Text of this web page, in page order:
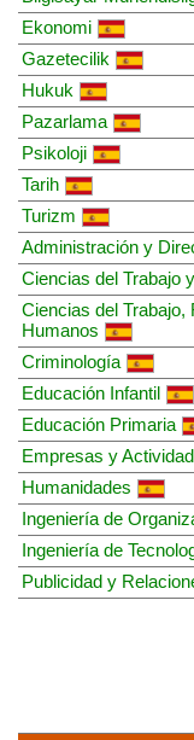
Ekonomi
Gazetecilik
Hukuk
Pazarlama
Psikoloji
Tarih
Turizm
Administración y
Ciencias del Trabajo
Ciencias del
Humanos
Criminología
Educación Infantil
Educación Primaria
Empresas y
Humanidades
Ingeniería de
Ingeniería de
Publicidad y